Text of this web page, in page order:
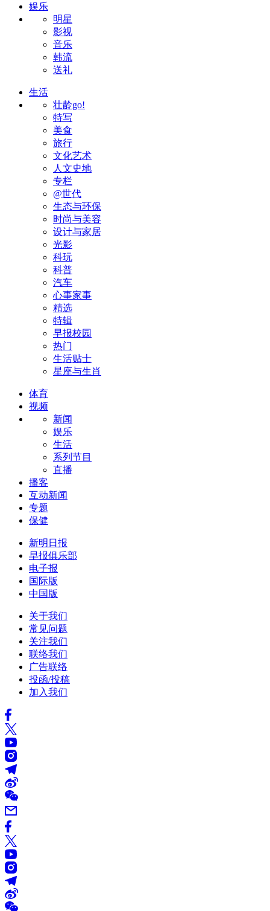
娱乐
明星
影视
音乐
韩流
送礼
生活
壮龄go!
特写
美食
旅行
文化艺术
人文史地
专栏
@世代
生态与环保
时尚与美容
设计与家居
光影
科玩
科普
汽车
心事家事
精选
特辑
早报校园
热门
生活贴士
星座与生肖
体育
视频
新闻
娱乐
生活
系列节目
直播
播客
互动新闻
专题
保健
新明日报
早报俱乐部
电子报
国际版
中国版
关于我们
常见问题
关注我们
联络我们
广告联络
投函/投稿
加入我们